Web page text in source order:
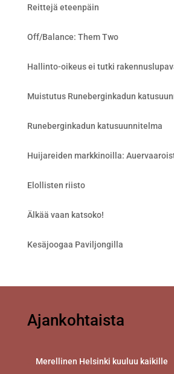
Reittejä eteenpäin
Off/Balance: Them Two
Hallinto-oikeus ei tutki
Muistutus Runeberginkadun
Runeberginkadun katusuunnitelma
Huijareiden markkinoilla:
Elollisten riisto
Älkää vaan katsoko!
Kesäjoogaa Paviljongilla
Ajankohtaista
Merellinen Helsinki kuuluu kaikille